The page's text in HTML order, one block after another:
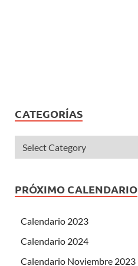
CATEGORÍAS
PRÓXIMO CALENDARIO
Calendario 2023
Calendario 2024
Calendario Noviembre 2023